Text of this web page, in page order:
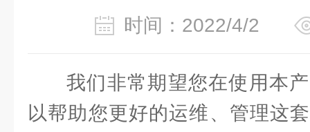
时间：2022/4/2
我们非常期望您在使用本
以帮助您更好的运维、管理这